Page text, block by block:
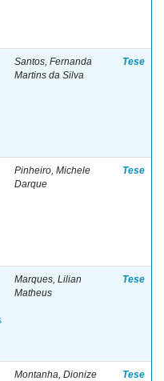
Santos, Fernanda
Martins da Silva
Tese
Pinheiro, Michele
Darque
Tese
Marques, Lilian
Matheus
Tese
Montanha, Dionize Tese